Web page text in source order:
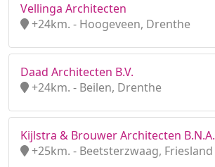
Vellinga Architecten
+24km. - Hoogeveen, Drenthe
Daad Architecten B.V.
+24km. - Beilen, Drenthe
Kijlstra & Brouwer Architecten B.N.A.
+25km. - Beetsterzwaag, Friesland